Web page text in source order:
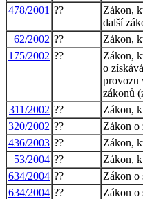
478/2001 ??
Zákon,
další
62/2002 ??
Zákon,
175/2002 ??
Zákon,
o
provozu
zákonů
311/2002 ??
Zákon,
320/2002 ??
Zákon o
436/2003 ??
Zákon,
53/2004 ??
Zákon,
634/2004 ??
Zákon o
634/2004 ??
Zákon o